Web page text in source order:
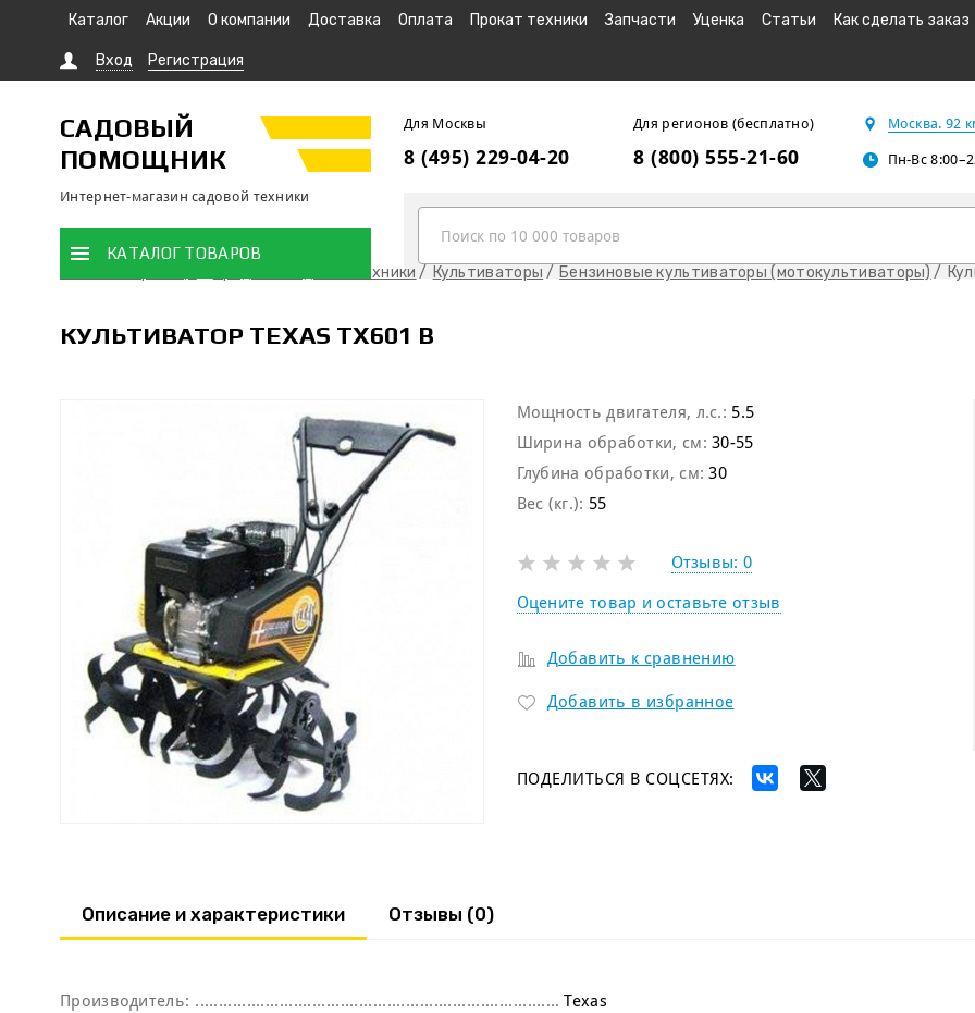
Каталог Акции О компании Доставка Оплата Прокат техники Запчасти Уценка Статьи Как сделать заказ
Вход Регистрация
САДОВЫЙ
ПОМОЩНИК
Интернет-магазин садовой техники
Для Москвы
8 (495) 229-04-20
Для регионов (бесплатно)
8 (800) 555-21-60
Москва. 92
Пн-Вс
КАТАЛОГ ТОВАРОВ
Продажа садовой техники Культиваторы Бензиновые культиваторы (мотокультиваторы)
КУЛЬТИВАТОР TEXAS TX601 B
Мощность двигателя, л.с.: 5.5
Ширина обработки, см: 30-55
Глубина обработки, см: 30
Вес (кг.): 55
Отзывы: 0
Оцените товар и оставьте отзыв
Добавить к сравнению
Добавить в избранное
ПОДЕЛИТЬСЯ В СОЦСЕТЯХ:
Описание и характеристики Отзывы (0)
Производитель:
Texas